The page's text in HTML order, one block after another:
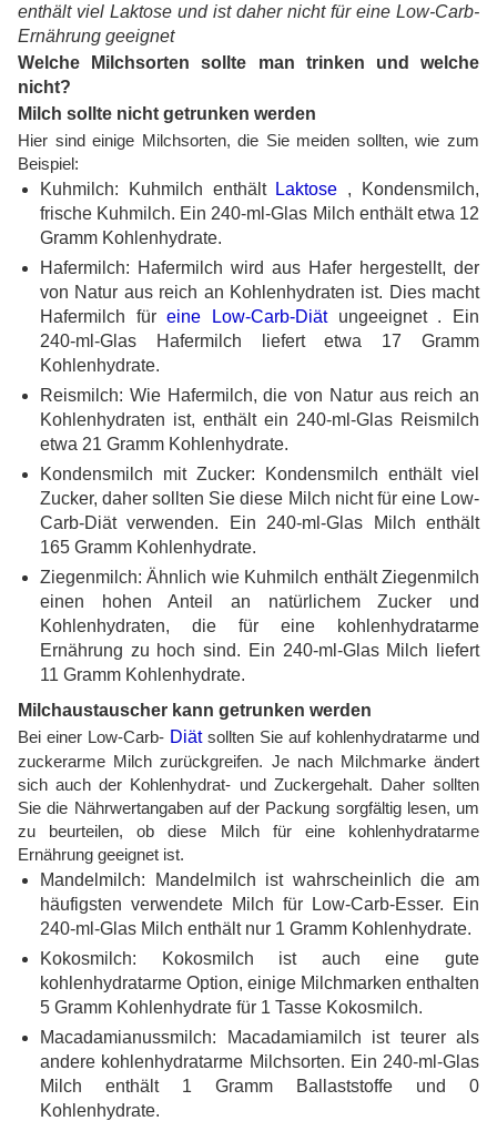
enthält viel Laktose und ist daher nicht für eine Low-Carb-
Ernährung geeignet
Welche Milchsorten sollte man trinken und welche
nicht?
Milch sollte nicht getrunken werden
Hier sind einige Milchsorten, die Sie meiden sollten, wie zum
Beispiel:
Kuhmilch: Kuhmilch enthält Laktose , Kondensmilch,
frische Kuhmilch. Ein 240-ml-Glas Milch enthält etwa 12
Gramm Kohlenhydrate.
Hafermilch: Hafermilch wird aus Hafer hergestellt, der
von Natur aus reich an Kohlenhydraten ist. Dies macht
Hafermilch füreine Low-Carb-Diätungeeignet . Ein
240-ml-Glas Hafermilch liefert etwa 17 Gramm
Kohlenhydrate.
Reismilch: Wie Hafermilch, die von Natur aus reich an
Kohlenhydraten ist, enthält ein 240-ml-Glas Reismilch
etwa 21 Gramm Kohlenhydrate.
Kondensmilch mit Zucker: Kondensmilch enthält viel
Zucker, daher sollten Sie diese Milch nicht für eine Low-
Carb-Diät verwenden. Ein 240-ml-Glas Milch enthält
165 Gramm Kohlenhydrate.
Ziegenmilch: Ähnlich wie Kuhmilch enthält Ziegenmilch
einen hohen Anteil an natürlichem Zucker und
Kohlenhydraten, die für eine kohlenhydratarme
Ernährung zu hoch sind. Ein 240-ml-Glas Milch liefert
11 Gramm Kohlenhydrate.
Milchaustauscher kann getrunken werden
Bei einer Low-Carb- Diätsollten Sie auf kohlenhydratarme und
zuckerarme Milch zurückgreifen. Je nach Milchmarke ändert
sich auch der Kohlenhydrat- und Zuckergehalt. Daher sollten
Sie die Nährwertangaben auf der Packung sorgfältig lesen, um
zu beurteilen, ob diese Milch für eine kohlenhydratarme
Ernährung geeignet ist.
Mandelmilch: Mandelmilch ist wahrscheinlich die am
häufigsten verwendete Milch für Low-Carb-Esser. Ein
240-ml-Glas Milch enthält nur 1 Gramm Kohlenhydrate.
Kokosmilch: Kokosmilch ist auch eine gute
kohlenhydratarme Option, einige Milchmarken enthalten
5 Gramm Kohlenhydrate für 1 Tasse Kokosmilch.
Macadamianussmilch: Macadamiamilch ist teurer als
andere kohlenhydratarme Milchsorten. Ein 240-ml-Glas
Milch enthält 1 Gramm Ballaststoffe und 0
Kohlenhydrate.